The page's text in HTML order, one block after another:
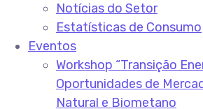
Notícias do Setor
Estatísticas de Consumo
Eventos
Workshop “Transição
Oportunidades de
Natural e Biometano